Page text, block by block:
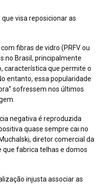
visa reposicionar as
fibras de vidro (PRFV ou
no Brasil, principalmente
característica que permite o
entanto, essa popularidade
sofressem nos últimos
negativa é reproduzida
quase sempre cai no
diretor comercial da
que fabrica telhas e domos
injusta associar as